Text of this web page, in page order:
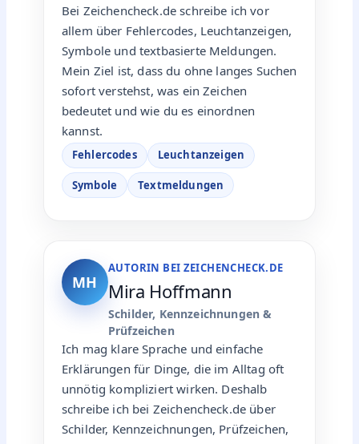
Bei Zeichencheck.de schreibe ich vor
allem über Fehlercodes, Leuchtanzeigen,
Symbole und textbasierte Meldungen.
Mein Ziel ist, dass du ohne langes Suchen
sofort verstehst, was ein Zeichen
bedeutet und wie du es einordnen
kannst.
Fehlercodes Leuchtanzeigen
Symbole Textmeldungen
MH
AUTORIN BEI ZEICHENCHECK.DE
Mira Hoffmann
Schilder, Kennzeichnungen &
Prüfzeichen
Ich mag klare Sprache und einfache
Erklärungen für Dinge, die im Alltag oft
unnötig kompliziert wirken. Deshalb
schreibe ich bei Zeichencheck.de über
Schilder, Kennzeichnungen, Prüfzeichen,